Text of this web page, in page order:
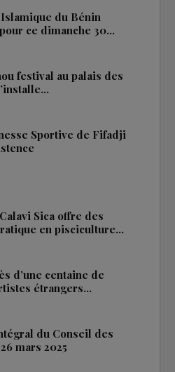
Islamique du Bénin
ce dimanche 30…
festival au palais des
Sportive de Fifadji
Sica offre des
en pisciculture…
d’une centaine de
étrangers…
du Conseil des
mars 2025